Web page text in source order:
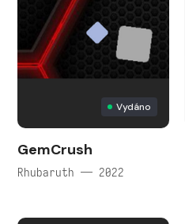
Vydáno
GemCrush
Rhubaruth — 2022